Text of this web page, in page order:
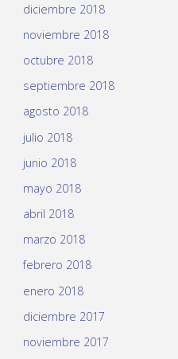
diciembre 2018
noviembre 2018
octubre 2018
septiembre 2018
agosto 2018
julio 2018
junio 2018
mayo 2018
abril 2018
marzo 2018
febrero 2018
enero 2018
diciembre 2017
noviembre 2017